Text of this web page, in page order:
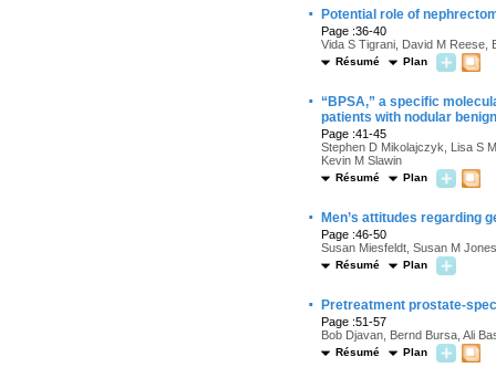
· Potential role of
Page :36-40
Vida S Tigrani, David M Reese,
Résumé Plan
· “BPSA,” a specific
patients with nodular
Page :41-45
Stephen D Mikolajczyk, Lisa S
Kevin M Slawin
Résumé Plan
· Men’s attitudes regarding
Page :46-50
Susan Miesfeldt, Susan M
Résumé Plan
· Pretreatment prostate-
Page :51-57
Bob Djavan, Bernd Bursa, Ali
Résumé Plan